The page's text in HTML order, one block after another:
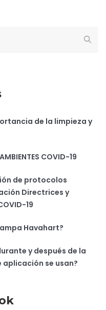
de la limpieza y
COVID-19
de protocolos
Directrices y
19
Havahart?
y después de la
aplicación se usan?